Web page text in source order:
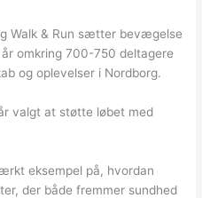
Walk & Run sætter bevægelse
omkring 700-750 deltagere
og oplevelser i Nordborg.
valgt at støtte løbet med
eksempel på, hvordan
der både fremmer sundhed